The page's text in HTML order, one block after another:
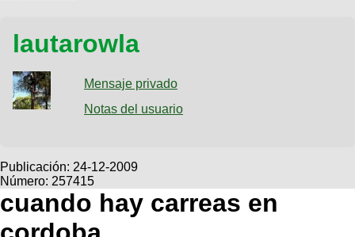
tu foto
Galeria
XC
Viajes
Descenso
SUBÃ
tu
Buscar
Ultimos
Fotos
BicicleterÃ­
as
Bicicletas
Tandem
Videos
Cicloturismo
lautarowla
Mensaje privado
Notas del usuario
Publicación: 24-12-2009
Número: 257415
cuando hay carreas en